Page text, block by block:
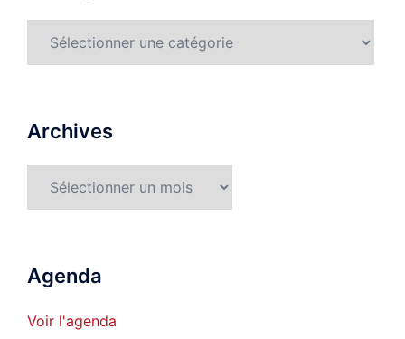
Archives
Agenda
Voir l'agenda